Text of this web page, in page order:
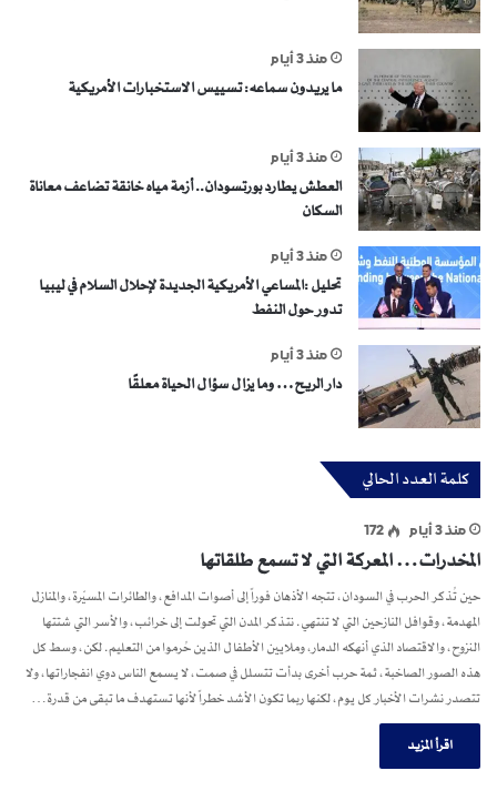
منذ 3 أيام
ما يريدون سماعه: تسييس الاستخبارات الأمريكية
منذ 3 أيام
العطش يطارد بورتسودان.. أزمة مياه خانقة تضاعف معاناة
السكان
منذ 3 أيام
تحليل :المساعي الأمريكية الجديدة لإحلال السلام في ليبيا
تدور حول النفط
منذ 3 أيام
دار الريح… وما يزال سؤال الحياة معلقًا
كلمة العدد الحالي
منذ 3 أيام 172
المخدرات… المعركة التي لا تسمع طلقاتها
حين تُذكر الحرب في السودان، تتجه الأذهان فوراً إلى أصوات المدافع، والطائرات المسيّرة، والمنازل
المهدمة، وقوافل النازحين التي لا تنتهي. نتذكر المدن التي تحولت إلى خرائب، والأسر التي شتتها
النزوح، والاقتصاد الذي أنهكه الدمار، وملايين الأطفال الذين حُرموا من التعليم. لكن، وسط كل
هذه الصور الصاخبة، ثمة حرب أخرى بدأت تتسلل في صمت، لا يسمع الناس دوي انفجاراتها، ولا
تتصدر نشرات الأخبار كل يوم، لكنها ربما تكون الأشد خطراً لأنها تستهدف ما تبقى من قدرة…
اقرأ المزيد